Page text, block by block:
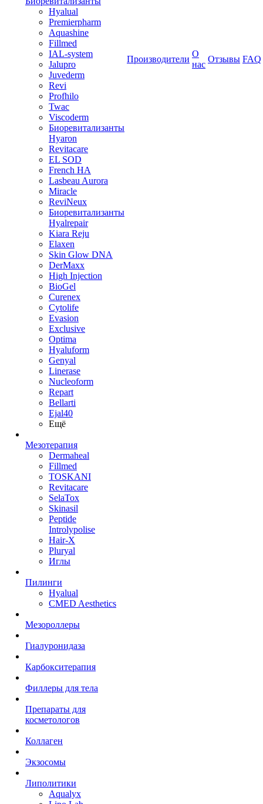
Hyalual
Premierpharm
Aquashine
Fillmed
IAL-system
Jalupro
Juvederm
Revi
Profhilo
Twac
Viscoderm
Биоревитализанты
Hyaron
Revitacare
EL SOD
French HA
Lasbeau Aurora
Miracle
ReviNeux
Биоревитализанты
Hyalrepair
Kiara Reju
Elaxen
Skin Glow DNA
DerMaxx
High Injection
BioGel
Curenex
Cytolife
Evasion
Exclusive
Optima
Hyaluform
Genyal
Linerase
Nucleoform
Repart
Bellarti
Ejal40
Ещё
Мезотерапия
Dermaheal
Fillmed
TOSKANI
Revitacare
SelaTox
Skinasil
Peptide
Introlypolise
Hair-X
Pluryal
Иглы
Пилинги
Hyalual
CMED Aesthetics
Мезороллеры
Гиалуронидаза
Карбокситерапия
Филлеры для тела
Препараты для
косметологов
Коллаген
Экзосомы
Липолитики
Aqualyx
Производители
О
нас
Отзывы FAQ